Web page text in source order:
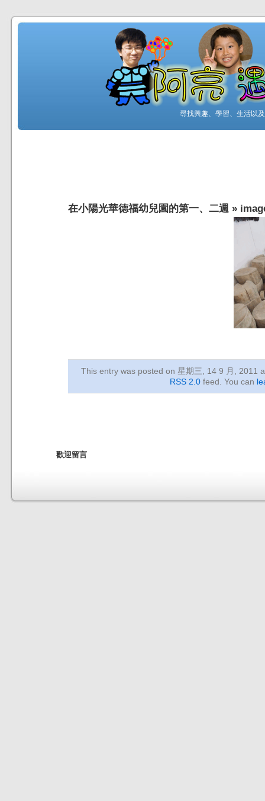
尋找興趣、學習、生活以
在小陽光華德福幼兒園的第一、二週 »
This entry was posted on 星期三, 14 9 月, 2011
RSS 2.0feed. You can
歡迎留言